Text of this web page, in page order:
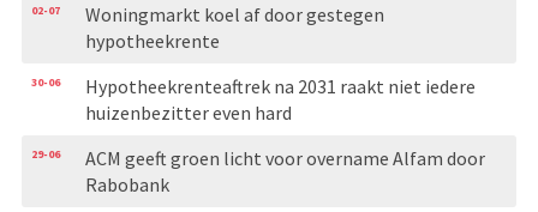
02-07
Woningmarkt koel af door gestegen
hypotheekrente
30-06
Hypotheekrenteaftrek na 2031 raakt niet iedere
huizenbezitter even hard
29-06
ACM geeft groen licht voor overname Alfam door
Rabobank